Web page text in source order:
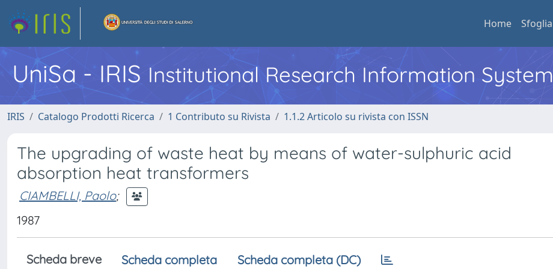
Home Sfoglia
UniSa - IRIS Institutional Research Information System
IRIS Catalogo Prodotti Ricerca 1 Contributo su Rivista 1.1.2 Articolo su rivista con ISSN
The upgrading of waste heat by means of water-sulphuric acid
absorption heat transformers
CIAMBELLI, Paolo;
1987
Scheda breve Scheda completa Scheda completa (DC)